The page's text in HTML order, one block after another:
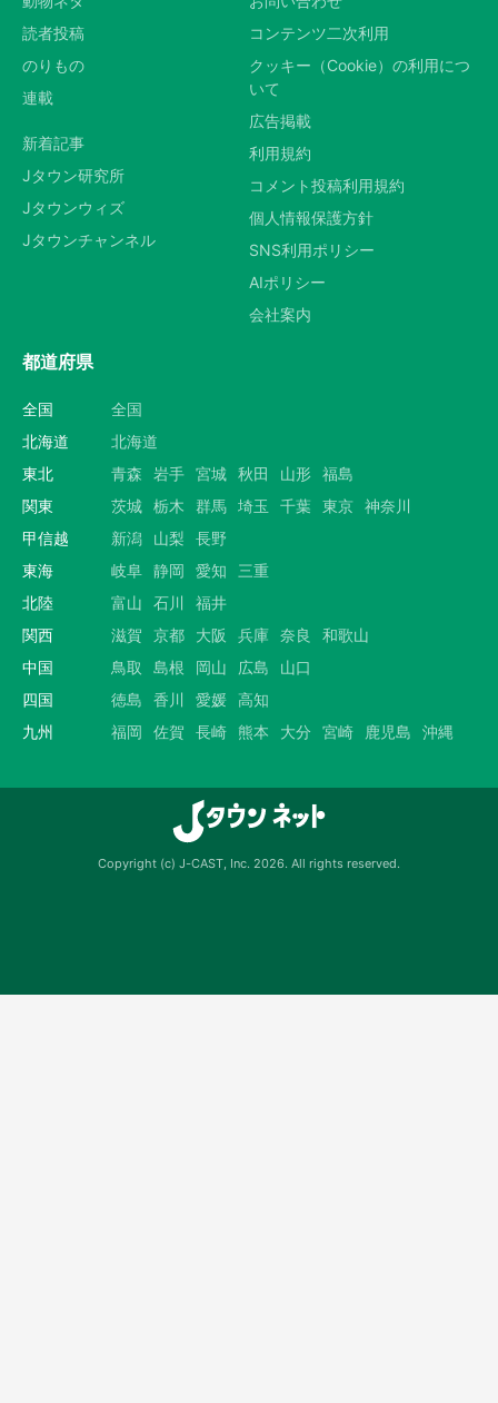
読者投稿
のりもの
連載
新着記事
Jタウン研究所
Jタウンウィズ
Jタウンチャンネル
コンテンツ二次利用
クッキー（Cookie）の利用につ
いて
広告掲載
利用規約
コメント投稿利用規約
個人情報保護方針
SNS利用ポリシー
AIポリシー
会社案内
都道府県
全国
全国
北海道
北海道
東北
青森 岩手 宮城 秋田 山形 福島
関東
茨城 栃木 群馬 埼玉 千葉 東京 神奈川
甲信越
新潟 山梨
長野
東海
岐阜 静岡 愛知
三重
北陸
富山 石川
福井
関西
滋賀 京都 大阪 兵庫 奈良
和歌山
中国
鳥取 島根 岡山 広島
山口
四国
徳島 香川 愛媛 高知
九州
福岡 佐賀 長崎 熊本 大分 宮崎 鹿児島 沖縄
Copyright (c) J-CAST, Inc. 2026. All rights reserved.